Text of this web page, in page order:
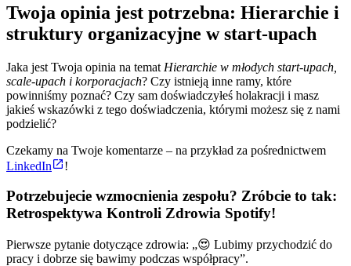
Twoja opinia jest potrzebna: Hierarchie i
struktury organizacyjne w start-upach
Jaka jest Twoja opinia na temat Hierarchie w młodych start-upach,
scale-upach i korporacjach? Czy istnieją inne ramy, które
powinniśmy poznać? Czy sam doświadczyłeś holakracji i masz
jakieś wskazówki z tego doświadczenia, którymi możesz się z nami
podzielić?
Czekamy na Twoje komentarze – na przykład za pośrednictwem
LinkedIn
!
Potrzebujecie wzmocnienia zespołu? Zróbcie to tak:
Retrospektywa Kontroli Zdrowia Spotify!
Pierwsze pytanie dotyczące zdrowia: „😍 Lubimy przychodzić do
pracy i dobrze się bawimy podczas współpracy”.